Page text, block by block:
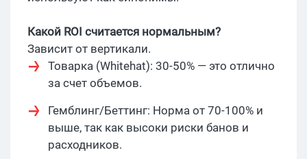
Какой ROI считается нормальным?
Зависит от вертикали.
Товарка (Whitehat): 30-50% — это отлично
за счет объемов.
Гемблинг/Беттинг: Норма от 70-100% и
выше, так как высоки риски банов и
расходников.